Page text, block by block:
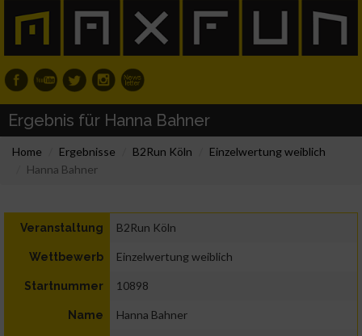
Ergebnis für Hanna Bahner
Home Ergebnisse B2Run Köln
Einzelwertung weiblich
Hanna Bahner
Veranstaltung B2Run Köln
Wettbewerb Einzelwertung weiblich
Startnummer 10898
Name Hanna Bahner